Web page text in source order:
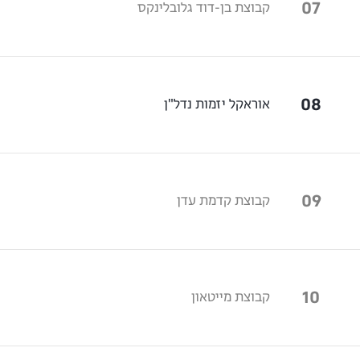
07 קבוצת בן-דוד גלובלינקס
08 אוראקל יזמות נדל"ן
09 קבוצת קדמת עדן
10 קבוצת מייטאון